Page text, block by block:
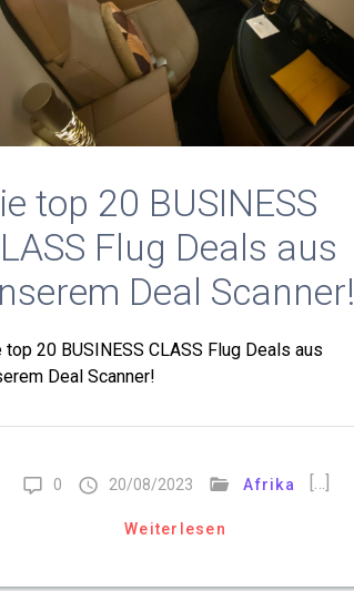
top 20 BUSINESS
Flug Deals aus
Deal Scanner!
top 20 BUSINESS CLASS Flug Deals aus
Deal Scanner!
0 20/08/2023 Afrika […]
Weiterlesen